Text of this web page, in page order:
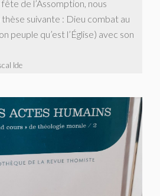
de l’Assomption, nous
suivante : Dieu combat au
peuple qu’est l’Église) avec son
Ide